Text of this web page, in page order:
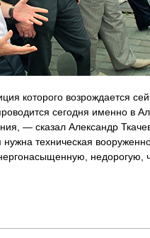
которого возрождается
сегодня именно в
— сказал Александр
техническая
недорогую,